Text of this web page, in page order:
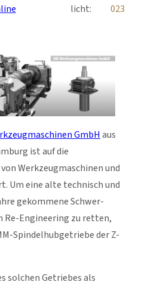
licht:
023
GmbH aus
ist auf die
Werkzeugmaschinen und
Um eine alte technisch und
gekommene Schwer-
Re-Engineering zu retten,
Spindelhubgetriebe der Z-
solchen Getriebes als